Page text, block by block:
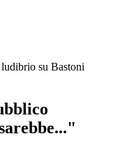
su Bastoni